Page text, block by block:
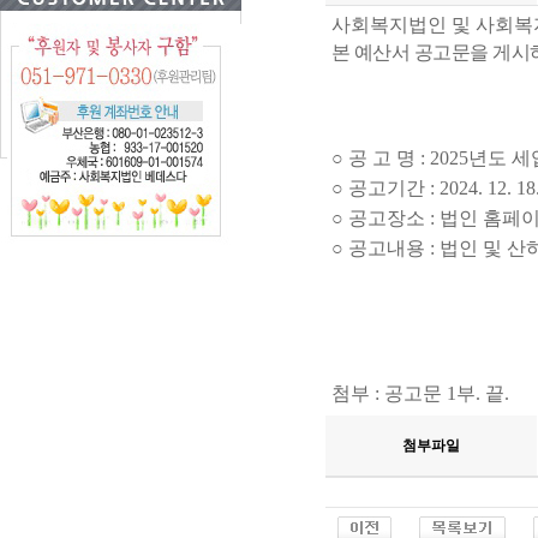
사회복지법인 및 사회
본 예산서 공고문을 게시
○ 공 고 명 : 2025년도 세
○ 공고기간 : 2024. 12.
○ 공고장소 : 법인 홈페
○ 공고내용 : 법인 및 산
첨부 : 공고문 1 부. 끝.
첨부파일